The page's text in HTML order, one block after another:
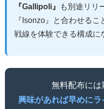
『Gallipoli』
も別途リリ
『Isonzo』と合わせる
戦線を体験できる構成に
無料配布には
興味があれば早めにラ